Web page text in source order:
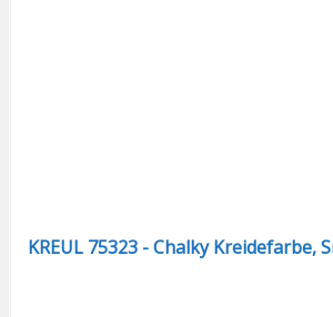
KREUL 75323 - Chalky Kreidefarbe,